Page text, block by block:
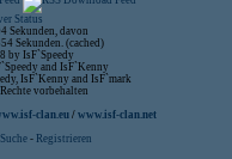
Status
Sekunden, davon
Sekunden. (cached)
by IsF`Speedy
and IsF`Kenny
IsF`Kenny and IsF`mark
vorbehalten
clan.eu/ www.isf-clan.net
Suche- Registrieren